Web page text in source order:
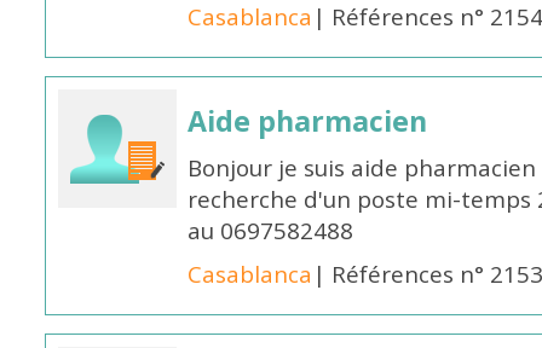
Casablanca | Références n°
Aide pharmacien
Bonjour je suis aide
recherche d'un poste mi-temps
au 0697582488
Casablanca | Références n°